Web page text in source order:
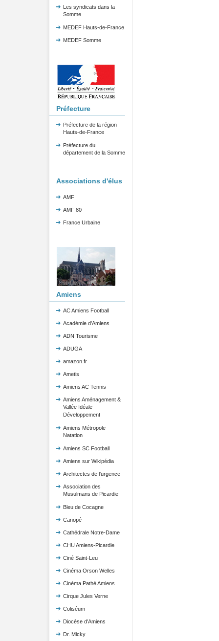
Les syndicats dans la
Somme
MEDEF Hauts-de-France
MEDEF Somme
Préfecture
Préfecture de la région
Hauts-de-France
Préfecture du
département de la Somme
Associations d'élus
AMF
AMF 80
France Urbaine
Amiens
AC Amiens Football
Académie d'Amiens
ADN Tourisme
ADUGA
amazon.fr
Ametis
Amiens AC Tennis
Amiens Aménagement &
Vallée Idéale
Développement
Amiens Métropole
Natation
Amiens SC Football
Amiens sur Wikipédia
Architectes de l'urgence
Association des
Musulmans de Picardie
Bleu de Cocagne
Canopé
Cathédrale Notre-Dame
CHU Amiens-Picardie
Ciné Saint-Leu
Cinéma Orson Welles
Cinéma Pathé Amiens
Cirque Jules Verne
Coliséum
Diocèse d'Amiens
Dr. Micky